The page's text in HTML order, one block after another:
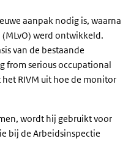
aanpak nodig is, waarna
werd ontwikkeld.
van de bestaande
from serious occupational
RIVM uit hoe de monitor
wordt hij gebruikt voor
bij de Arbeidsinspectie